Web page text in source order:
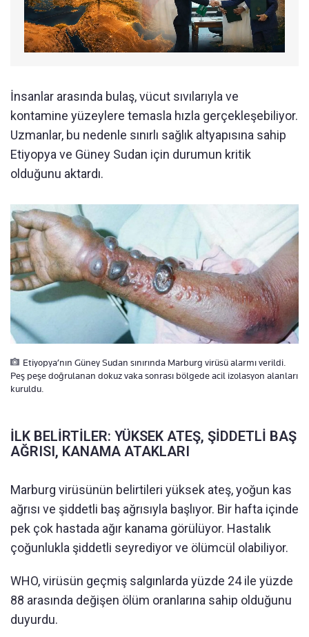
İnsanlar arasında bulaş, vücut sıvılarıyla ve
kontamine yüzeylere temasla hızla gerçekleşebiliyor.
Uzmanlar, bu nedenle sınırlı sağlık altyapısına sahip
Etiyopya ve Güney Sudan için durumun kritik
olduğunu aktardı.
Etiyopya’nın Güney Sudan sınırında Marburg virüsü alarmı verildi.
Peş peşe doğrulanan dokuz vaka sonrası bölgede acil izolasyon alanları
kuruldu.
İLK BELİRTİLER: YÜKSEK ATEŞ, ŞİDDETLİ BAŞ
AĞRISI, KANAMA ATAKLARI
Marburg virüsünün belirtileri yüksek ateş, yoğun kas
ağrısı ve şiddetli baş ağrısıyla başlıyor. Bir hafta içinde
pek çok hastada ağır kanama görülüyor. Hastalık
çoğunlukla şiddetli seyrediyor ve ölümcül olabiliyor.
WHO, virüsün geçmiş salgınlarda yüzde 24 ile yüzde
88 arasında değişen ölüm oranlarına sahip olduğunu
duyurdu.